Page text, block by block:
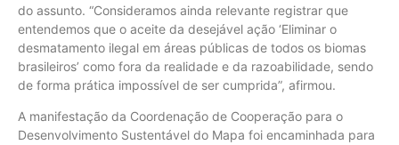
do assunto. “Consideramos ainda relevante registrar que
entendemos que o aceite da desejável ação ‘Eliminar o
desmatamento ilegal em áreas públicas de todos os biomas
brasileiros’ como fora da realidade e da razoabilidade, sendo
de forma prática impossível de ser cumprida”, afirmou.
A manifestação da Coordenação de Cooperação para o
Desenvolvimento Sustentável do Mapa foi encaminhada para